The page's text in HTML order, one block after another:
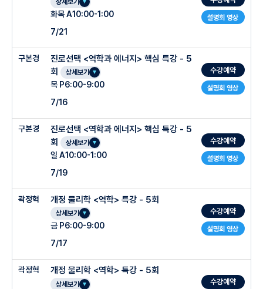
설명회 영상
상세보기
화목 A10:00-1:00
7/21
구본경
설명회 영상
진로선택 <역학과 에너지> 핵심 특강 - 5
회
상세보기
목 P6:00-9:00
7/16
수강예약
구본경
설명회 영상
진로선택 <역학과 에너지> 핵심 특강 - 5
회
상세보기
일 A10:00-1:00
7/19
수강예약
곽정혁
설명회 영상
개정 물리학 <역학> 특강 - 5회
상세보기
금 P6:00-9:00
7/17
수강예약
곽정혁 개정 물리학 <역학> 특강 - 5회
상세보기 수강예약